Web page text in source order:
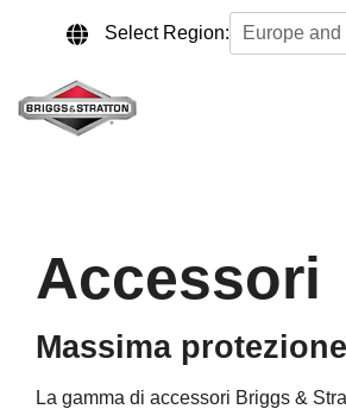
content.
Select Region:
Accessori
Massima
La gamma di accessori Briggs &